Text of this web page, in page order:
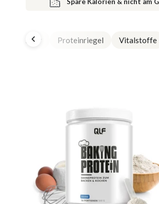
Spare Kalorien & nicht am
Proteinriegel Vitalstoffe